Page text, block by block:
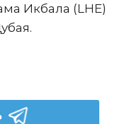
Икбала (LHE)